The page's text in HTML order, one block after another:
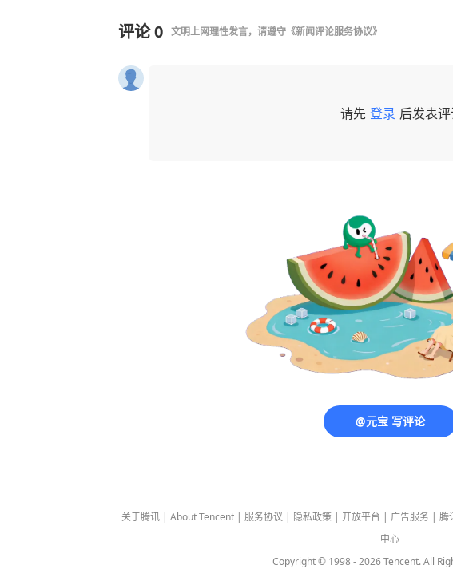
评论0 文明上网理性发言，请遵守 《新闻评论服务协议》
请先 登录 后发表
@元宝 写评论
关于腾讯 | About Tencent | 服务协议 | 隐私政策 | 开放平台 | 广告服务 | 腾
中心
Copyright © 1998 -2026Tencent. All